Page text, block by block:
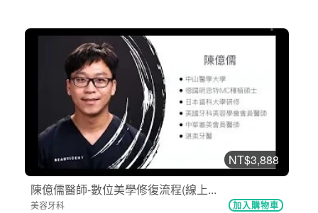
NT$3,888
陳億儒醫師-數位美學修復流程(線上...
美容牙科 加入購物車